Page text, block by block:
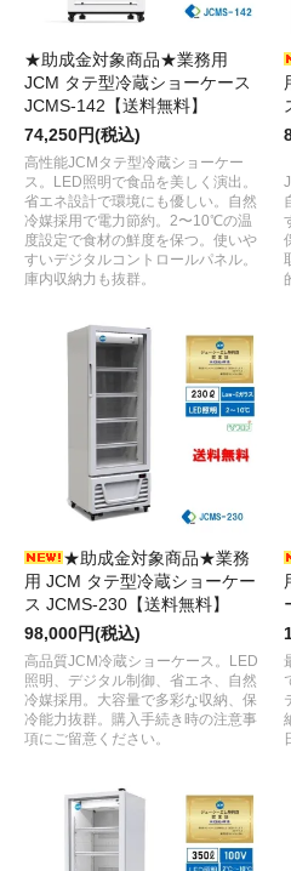
★助成金対象商品★業務用
JCM タテ型冷蔵ショーケース
JCMS-142【送料無料】
74,250円(税込)
高性能JCMタテ型冷蔵ショーケー
ス。LED照明で食品を美しく演出。
省エネ設計で環境にも優しい。自然
冷媒採用で電力節約。2〜10℃の温
度設定で食材の鮮度を保つ。使いや
すいデジタルコントロールパネル。
庫内収納力も抜群。
★助成金対象商品★業務
用 JCM タテ型冷蔵ショーケー
ス JCMS-230【送料無料】
98,000円(税込)
高品質JCM冷蔵ショーケース。LED
照明、デジタル制御、省エネ、自然
冷媒採用。大容量で多彩な収納、保
冷能力抜群。購入手続き時の注意事
項にご留意ください。